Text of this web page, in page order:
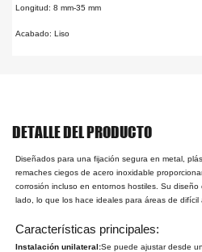
Longitud: 8 mm-35 mm
Acabado: Liso
DETALLE DEL PRODUCTO
Diseñados para una fijación segura en metal,
remaches ciegos de acero inoxidable
corrosión incluso en entornos hostiles. Su
lado, lo que los hace ideales para áreas de difícil
Características principales:
Instalación unilateral:Se puede ajustar desde